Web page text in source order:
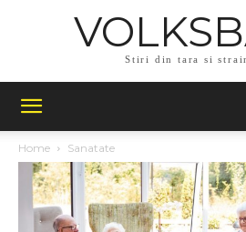
Stiri din tara si
Home Sanatate